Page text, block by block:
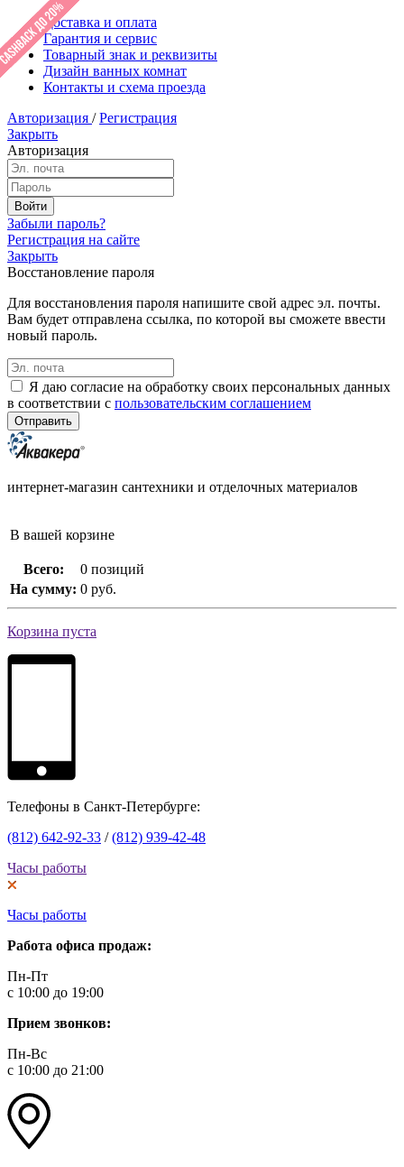
Доставка и оплата
Гарантия и сервис
Товарный знак и реквизиты
Дизайн ванных комнат
Контакты и схема проезда
Авторизация / Регистрация
Закрыть
Авторизация
Забыли пароль?
Регистрация на сайте
Закрыть
Восстановление пароля
Для восстановления пароля напишите свой адрес эл. почты.
Вам будет отправлена ссылка, по которой вы сможете ввести
новый пароль.
Я даю согласие на обработку своих персональных данных
в соответствии с пользовательским соглашением
интернет-магазин сантехники и отделочных материалов
В вашей корзине
Всего:
0 позиций
На сумму: 0 руб.
Корзина пуста
Телефоны в Санкт-Петербурге:
(812) 642-92-33 /(812) 939-42-48
Часы работы
Часы работы
Работа офиса продаж:
Пн-Пт
с 10:00 до 19:00
Прием звонков:
Пн-Вс
с 10:00 до 21:00